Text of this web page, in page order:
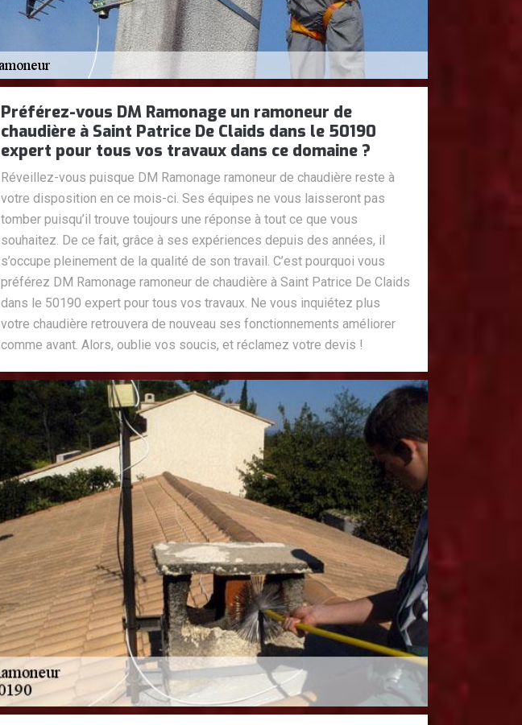
Préférez-vous DM Ramonage un ramoneur de
chaudière à Saint Patrice De Claids dans le 50190
expert pour tous vos travaux dans ce domaine ?
Réveillez-vous puisque DM Ramonage ramoneur de chaudière reste à
votre disposition en ce mois-ci. Ses équipes ne vous laisseront pas
tomber puisqu’il trouve toujours une réponse à tout ce que vous
souhaitez. De ce fait, grâce à ses expériences depuis des années, il
s’occupe pleinement de la qualité de son travail. C’est pourquoi vous
préférez DM Ramonage ramoneur de chaudière à Saint Patrice De Claids
dans le 50190 expert pour tous vos travaux. Ne vous inquiétez plus
votre chaudière retrouvera de nouveau ses fonctionnements améliorer
comme avant. Alors, oublie vos soucis, et réclamez votre devis !